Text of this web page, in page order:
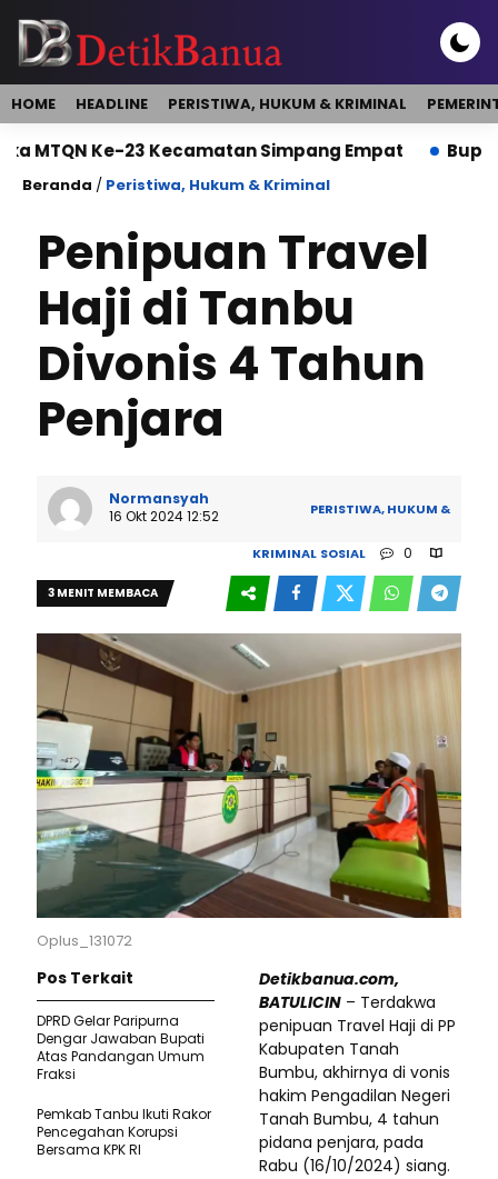
HOME HEADLINE PERISTIWA, HUKUM & KRIMINAL
Ke-23 Kecamatan Simpang Empat Bupati Buka
Beranda / Peristiwa, Hukum & Kriminal
Penipuan Travel
Haji di Tanbu
Divonis 4 Tahun
Penjara
Normansyah
16 Okt 2024 12:52
PERISTIWA, HUKUM &
KRIMINAL SOSIAL 0
79
3 MENIT MEMBACA
Oplus_131072
Detikbanua.com,
BATULICIN – Terdakwa
penipuan Travel Haji di PP
Kabupaten Tanah
Bumbu, akhirnya di vonis
hakim Pengadilan Negeri
Tanah Bumbu, 4 tahun
pidana penjara, pada
Rabu (16/10/2024) siang.
Pos Terkait
DPRD Gelar Paripurna
Dengar Jawaban Bupati
Atas Pandangan Umum
Fraksi
Pemkab Tanbu Ikuti Rakor
Pencegahan Korupsi
Bersama KPK RI